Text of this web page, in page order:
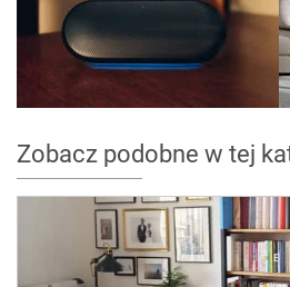
Zobacz podobne w tej